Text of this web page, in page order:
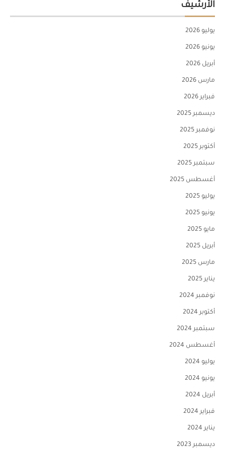
الأرشيف
يوليو 2026
يونيو 2026
أبريل 2026
مارس 2026
فبراير 2026
ديسمبر 2025
نوفمبر 2025
أكتوبر 2025
سبتمبر 2025
أغسطس 2025
يوليو 2025
يونيو 2025
مايو 2025
أبريل 2025
مارس 2025
يناير 2025
نوفمبر 2024
أكتوبر 2024
سبتمبر 2024
أغسطس 2024
يوليو 2024
يونيو 2024
أبريل 2024
فبراير 2024
يناير 2024
ديسمبر 2023